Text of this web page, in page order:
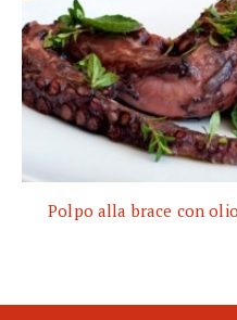
Polpo alla brace con